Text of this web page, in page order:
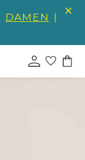
DAMEN |